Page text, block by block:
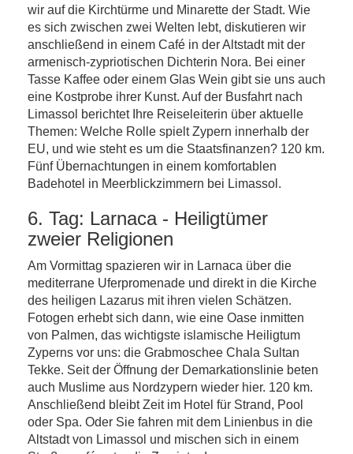
wir auf die Kirchtürme und Minarette der Stadt. Wie
es sich zwischen zwei Welten lebt, diskutieren wir
anschließend in einem Café in der Altstadt mit der
armenisch-zypriotischen Dichterin Nora. Bei einer
Tasse Kaffee oder einem Glas Wein gibt sie uns auch
eine Kostprobe ihrer Kunst. Auf der Busfahrt nach
Limassol berichtet Ihre Reiseleiterin über aktuelle
Themen: Welche Rolle spielt Zypern innerhalb der
EU, und wie steht es um die Staatsfinanzen? 120 km.
Fünf Übernachtungen in einem komfortablen
Badehotel in Meerblickzimmern bei Limassol.
6. Tag: Larnaca - Heiligtümer
zweier Religionen
Am Vormittag spazieren wir in Larnaca über die
mediterrane Uferpromenade und direkt in die Kirche
des heiligen Lazarus mit ihren vielen Schätzen.
Fotogen erhebt sich dann, wie eine Oase inmitten
von Palmen, das wichtigste islamische Heiligtum
Zyperns vor uns: die Grabmoschee Chala Sultan
Tekke. Seit der Öffnung der Demarkationslinie beten
auch Muslime aus Nordzypern wieder hier. 120 km.
Anschließend bleibt Zeit im Hotel für Strand, Pool
oder Spa. Oder Sie fahren mit dem Linienbus in die
Altstadt von Limassol und mischen sich in einem